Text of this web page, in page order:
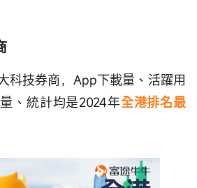
科技券商，App下載量、活躍用
、統計均是2024年全港排名最